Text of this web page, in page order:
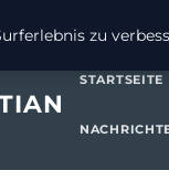
STARTSEITE
zu